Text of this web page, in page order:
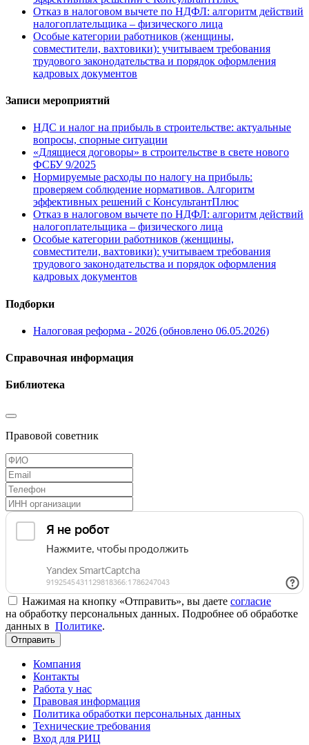
Отказ в налоговом вычете по НДФЛ: алгоритм действий
налогоплательщика – физического лица
Особые категории работников (женщины,
совместители, вахтовики): учитываем требования
трудового законодательства и порядок оформления
кадровых документов
Записи мероприятий
НДС и налог на прибыль в строительстве: актуальные
вопросы, спорные ситуации
«Длящиеся договоры» в строительстве в свете нового
ФСБУ 9/2025
Нормируемые расходы по налогу на прибыль:
проверяем соблюдение нормативов. Алгоритм
эффективных решений с КонсультантПлюс
Отказ в налоговом вычете по НДФЛ: алгоритм действий
налогоплательщика – физического лица
Особые категории работников (женщины,
совместители, вахтовики): учитываем требования
трудового законодательства и порядок оформления
кадровых документов
Подборки
Налоговая реформа - 2026 (обновлено 06.05.2026)
Справочная информация
Библиотека
Правовой советник
Нажимая на кнопку «Отправить», вы даете согласие
на обработку персональных данных. Подробнее об обработке
данных в Политике.
Отправить
Компания
Контакты
Работа у нас
Правовая информация
Политика обработки персональных данных
Технические требования
Вход для РИЦ